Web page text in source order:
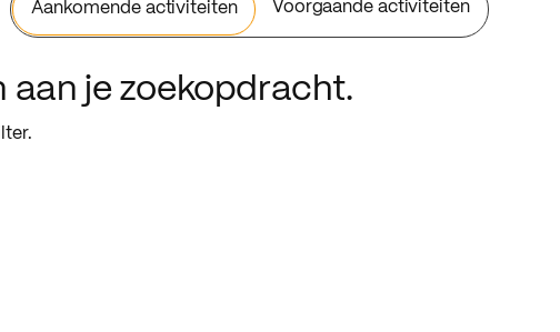
Aankomende activiteiten Voorgaande activiteiten
aan je zoekopdracht.